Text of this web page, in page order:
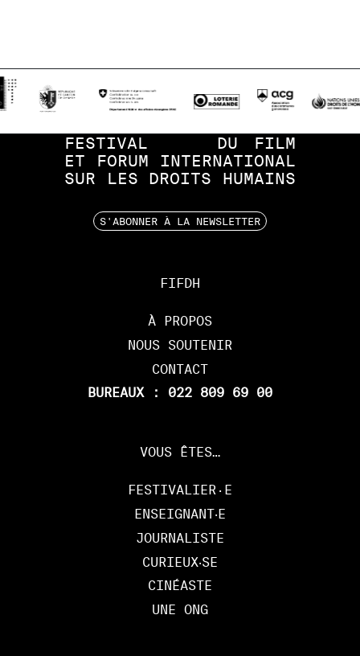
FIFDH
À PROPOS
NOUS SOUTENIR
CONTACT
BUREAUX : 022 809 69 00
FESTIVAL DU
FILM
ET
FORUM
INTERNATIONAL
SUR
LES DROITS HUMAINS
S'ABONNER À LA NEWSLETTER
VOUS ÊTES…
FESTIVALIER·E
ENSEIGNANT‧E
JOURNALISTE
CURIEUX‧SE
CINÉASTE
UNE ONG